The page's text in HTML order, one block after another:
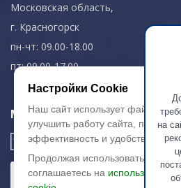
на
Московская область,
г. Красногорск
пн-чт: 09.00-18.00
пт: 09.00-17.00
Мы в соц. сетях
Настройки Cookie
Наш сайт использует файлы
улучшить работу сайта,
эффективность и удобство.
Продолжая использовать сайт,
соглашаетесь на